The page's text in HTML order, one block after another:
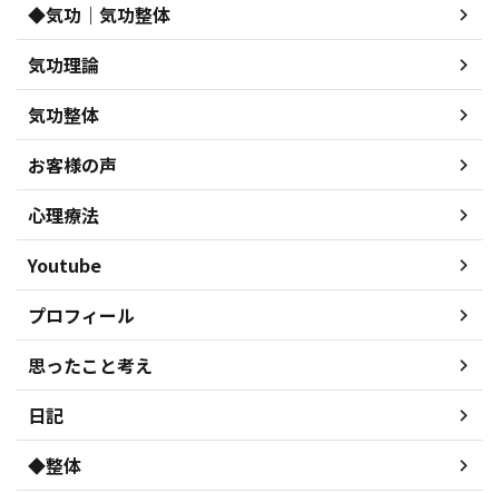
◆気功｜気功整体
気功理論
気功整体
お客様の声
心理療法
Youtube
プロフィール
思ったこと考え
日記
◆整体